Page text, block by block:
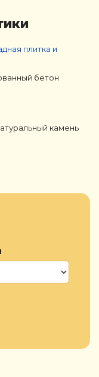
плитка и
бетон
камень